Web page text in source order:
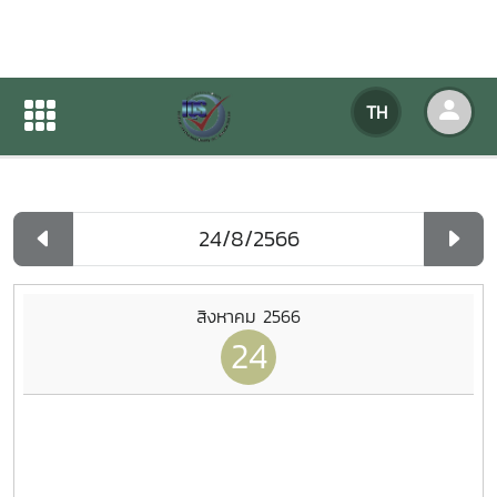
TH
ปฏิทินกิจกรรมของหน่วยงาน
ปฏิทินกิจกรรมของหน่วยงาน
สิงหาคม 2566
24